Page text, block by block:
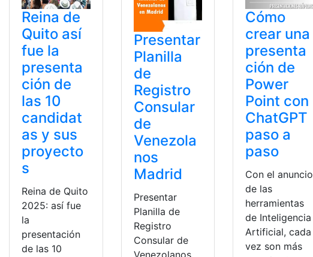
Reina de
Quito así
fue la
presenta
ción de
las 10
candidat
as y sus
proyecto
s
Reina de Quito
2025: así fue
la
presentación
de las 10
Presentar
Planilla
de
Registro
Consular
de
Venezola
nos
Madrid
Presentar
Planilla de
Registro
Consular de
Cómo
crear una
presenta
ción de
Power
Point con
ChatGPT
paso a
paso
Con el anuncio
de las
herramientas
de Inteligencia
Artificial, cada
vez son más